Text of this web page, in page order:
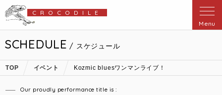
CROCODILE
Menu
SCHEDULE / スケジュール
TOP イベント Kozmic bluesワンマンライブ！
Our proudly performance title is :